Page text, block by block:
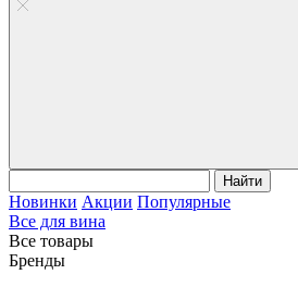
Найти
Новинки Акции Популярные
Все для вина
Все товары
Бренды